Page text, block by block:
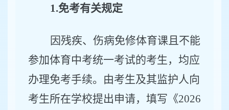
1.免考有关规定
因残疾、伤病免修体育课且不能
参加体育中考统一考试的考生，均应
办理免考手续。由考生及其监护人向
考生所在学校提出申请，填写《2026